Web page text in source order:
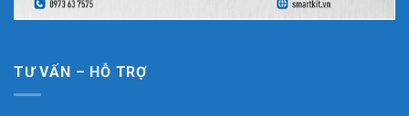
TƯ VẤN – HỖ TRỢ